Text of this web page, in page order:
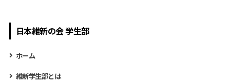
日本維新の会 学生部
ホーム
維新学生部とは